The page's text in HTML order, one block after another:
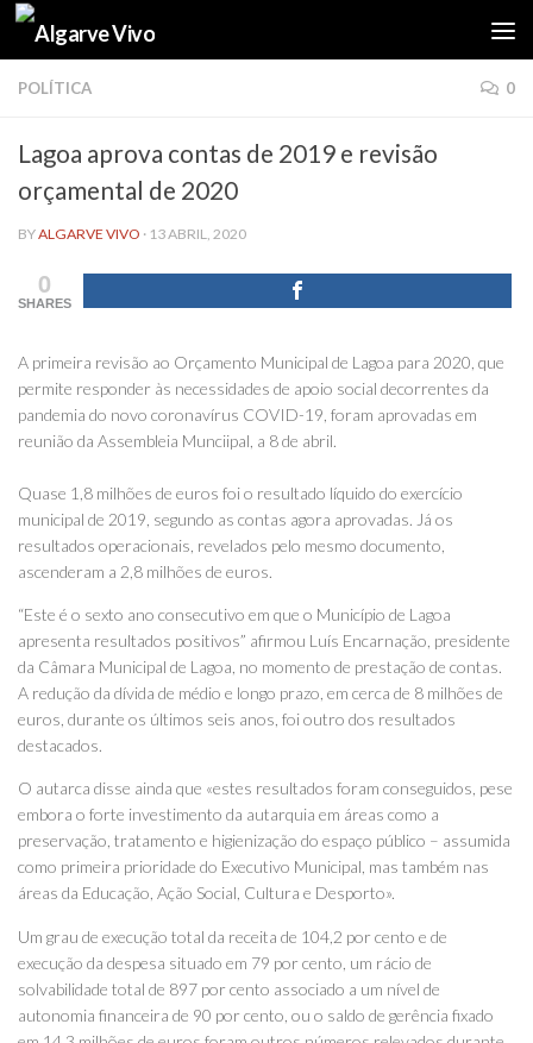
Skip to content
POLÍTICA 0
Lagoa aprova contas de 2019 e revisão
orçamental de 2020
BYALGARVE VIVO · 13 ABRIL, 2020
0
SHARES
A primeira revisão ao Orçamento Municipal de Lagoa para 2020, que
permite responder às necessidades de apoio social decorrentes da
pandemia do novo coronavírus COVID-19, foram aprovadas em
reunião da Assembleia Munciipal, a 8 de abril.
Quase 1,8 milhões de euros foi o resultado líquido do exercício
municipal de 2019, segundo as contas agora aprovadas. Já os
resultados operacionais, revelados pelo mesmo documento,
ascenderam a 2,8 milhões de euros.
“Este é o sexto ano consecutivo em que o Município de Lagoa
apresenta resultados positivos” afirmou Luís Encarnação, presidente
da Câmara Municipal de Lagoa, no momento de prestação de contas.
A redução da dívida de médio e longo prazo, em cerca de 8 milhões de
euros, durante os últimos seis anos, foi outro dos resultados
destacados.
O autarca disse ainda que «estes resultados foram conseguidos, pese
embora o forte investimento da autarquia em áreas como a
preservação, tratamento e higienização do espaço público – assumida
como primeira prioridade do Executivo Municipal, mas também nas
áreas da Educação, Ação Social, Cultura e Desporto».
Um grau de execução total da receita de 104,2 por cento e de
execução da despesa situado em 79 por cento, um rácio de
solvabilidade total de 897 por cento associado a um nível de
autonomia financeira de 90 por cento, ou o saldo de gerência fixado